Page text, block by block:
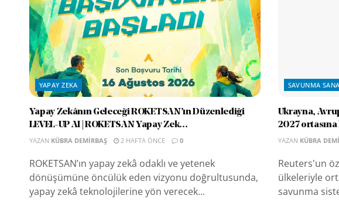
YAPAY ZEKA
Yapay Zekânın Geleceği ROKETSAN’ın Düzenlediği
LEVEL-UP AI | ROKETSAN Yapay Zek...
YAZAN KÜBRA DEMIRBAŞ 2 HAFTA ÖNCE 0
ROKETSAN’ın yapay zekâ odaklı ve yetenek
dönüşümüne öncülük eden vizyonu doğrultusunda,
yapay zekâ teknolojilerine yön verecek...
SAVUNMA
Ukrayna,
2027
YAZAN KÜBRA
Reuters'un
ülkeleriyle
savunma